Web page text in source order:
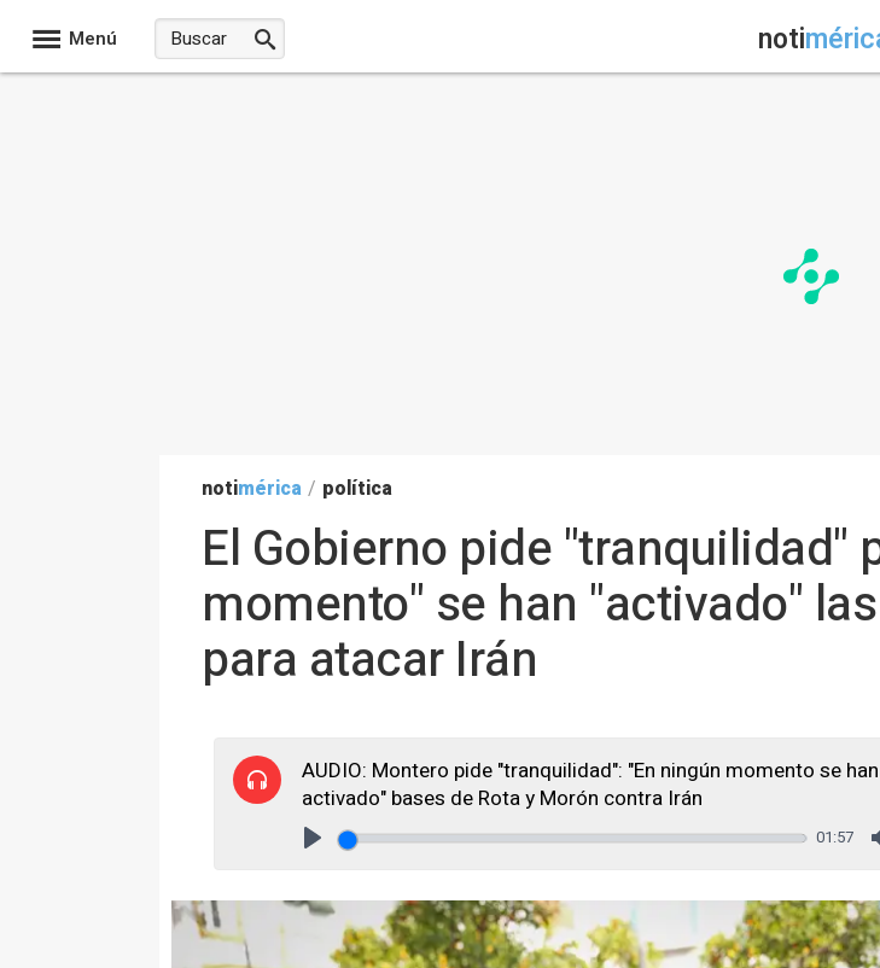
Menú noti
notimérica / política
El Gobierno pide "tranquilidad"
momento" se han "activado"
para atacar Irán
AUDIO: Montero pide "tranquilidad": "En ningún momento se han
activado" bases de Rota y Morón contra Irán
01:57